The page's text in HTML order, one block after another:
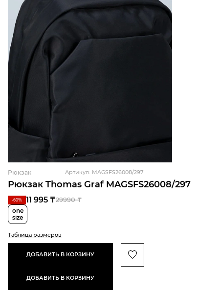
Рюкзак Thomas Graf MAGSFS26008/297
Рюкзак Артикул: MAGSFS26008/297
29990 ₸
11 995 ₸
-60%
one
size
Таблица размеров
ДОБАВИТЬ В КОРЗИНУ
ДОБАВИТЬ В КОРЗИНУ